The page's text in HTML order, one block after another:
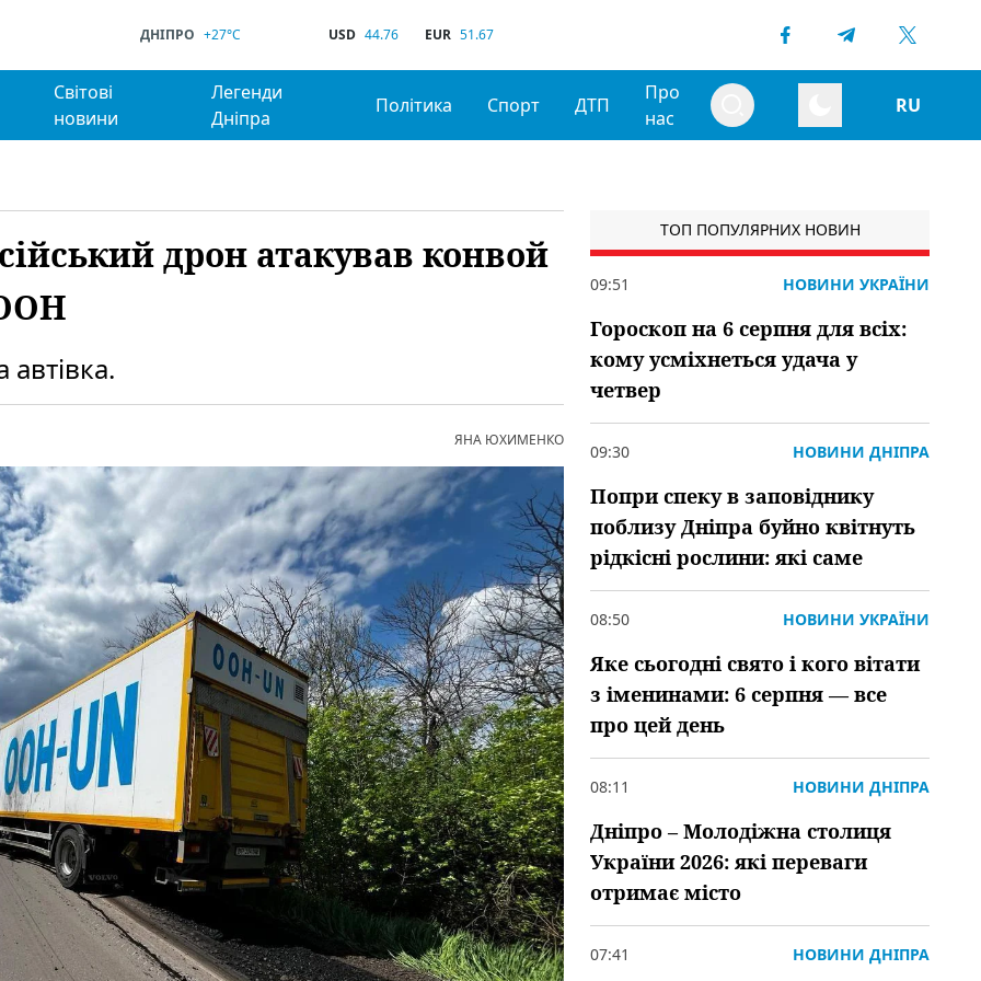
ДНІПРО +27°C USD 44.76 EUR 51.67
Світові
новини
Легенди
Дніпра
Політика Спорт ДТП
Про
нас
RU
дрон атакував конвой
автівка.
ЯНА ЮХИМЕНКО
ТОП ПОПУЛЯРНИХ НОВИН
09:51 НОВИНИ УКРАЇНИ
Гороскоп на 6 серпня для всіх:
кому усміхнеться удача у
четвер
09:30 НОВИНИ ДНІПРА
Попри спеку в заповіднику
поблизу Дніпра буйно квітнуть
рідкісні рослини: які саме
08:50 НОВИНИ УКРАЇНИ
Яке сьогодні свято і кого вітати
з іменинами: 6 серпня — все
про цей день
08:11 НОВИНИ ДНІПРА
Дніпро – Молодіжна столиця
України 2026: які переваги
отримає місто
07:41 НОВИНИ ДНІПРА